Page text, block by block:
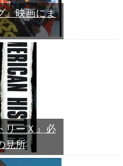
』映画にま
リーＸ』必
見所